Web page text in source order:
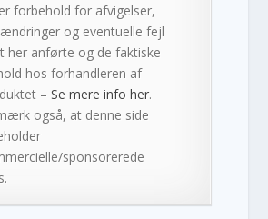
forbehold for afvigelser,
og eventuelle fejl
her anførte og de faktiske
hos forhandleren af
–Se mere info her.
også, at denne side
sponsorerede